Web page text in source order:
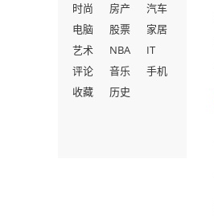
时尚
房产
汽车
电脑
股票
家居
艺术
NBA
IT
评论
音乐
手机
收藏
历史